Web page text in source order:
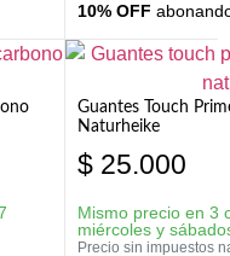
10% OFF
Guantes Touch
Naturheike
$ 25.000
Mismo precio en 3
miércoles y
Precio sin impuestos